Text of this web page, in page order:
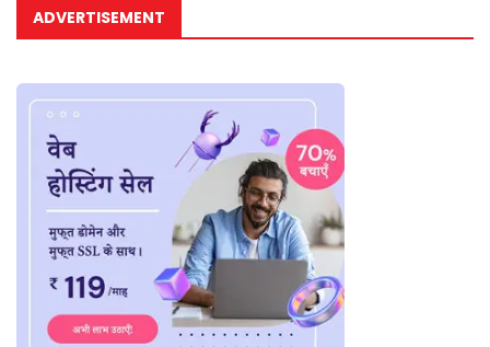
ADVERTISEMENT